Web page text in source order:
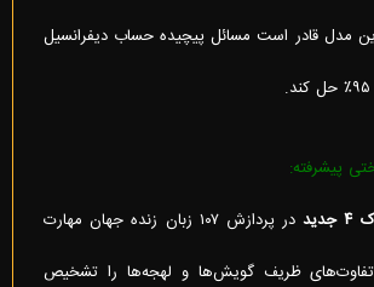
مدل قادر است مسائل پیچیده حساب دیفرانسیل
پیشرفته:
در پردازش ۱۰۷ زبان زنده جهان مهارت
ظریف گویش‌ها و لهجه‌ها را تشخیص